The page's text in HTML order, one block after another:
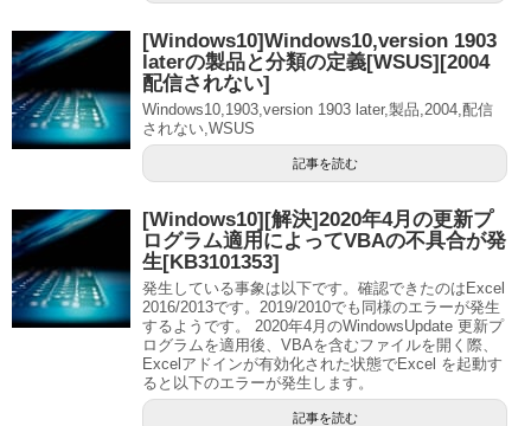
[Windows10]Windows10,version 1903
laterの製品と分類の定義[WSUS][2004
配信されない]
Windows10,1903,version 1903 later,製品,2004,配信
されない,WSUS
記事を読む
[Windows10][解決]2020年4月の更新プ
ログラム適用によってVBAの不具合が発
生[KB3101353]
発生している事象は以下です。確認できたのはExcel
2016/2013です。2019/2010でも同様のエラーが発生
するようです。 2020年4月のWindowsUpdate 更新プ
ログラムを適用後、VBAを含むファイルを開く際、
Excelアドインが有効化された状態でExcel を起動す
ると以下のエラーが発生します。
記事を読む